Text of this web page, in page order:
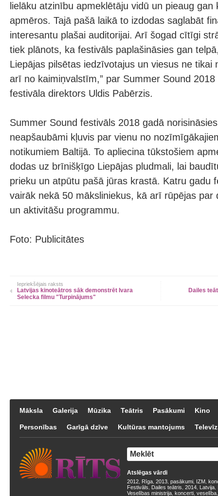
lielāku atzinību apmeklētāju vidū un pieaug gan
apmēros. Tajā pašā laikā to izdodas saglabāt
interesantu plašai auditorijai. Arī šogad cītīgi
tiek plānots, ka festivāls paplašināsies gan
Liepājas pilsētas iedzīvotajus un viesus ne tikai
arī no kaimiņvalstīm,” par Summer Sound
festivāla direktors Uldis Pabērzis.
Summer Sound festivāls 2018 gadā
neapšaubāmi kļuvis par vienu no
notikumiem Baltijā. To apliecina tūkstošiem
dodas uz brīnišķīgo Liepājas pludmali, lai
prieku un atpūtu pašā jūras krastā. Katru gadu
vairāk nekā 50 māksliniekus, kā arī rūpējas par
un aktivitāšu programmu.
Foto: Publicitātes
Iepriekšējais raksts
Latvijas kinoteātros sāk demonstrēt Ivara
Selecka filmu "Turpinājums"
Dailes
Māksla Galerija Mūzika Teātris Pasākumi Kino
Personības Garīgā dzīve Kultūras mantojums
Atslēgas vārdi
2012 Rīga 2013 pasākumi IZM
Festivāls
Dailes teātris 2014 Latvija
Veselības ministrija koncerti veselība